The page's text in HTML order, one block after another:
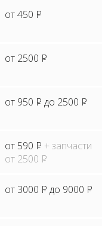
от 450 P
от 2500 P
от 950 P до 2500 P
от 590 P + запчасти
от 2500 P
от 3000 P до 9000 P